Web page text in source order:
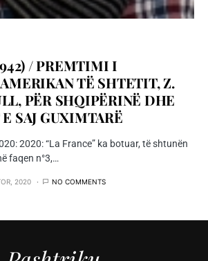
/ PREMTIMI I
TË SHTETIT, Z.
PËR SHQIPËRINË DHE
SAJ GUXIMTARË
2020: “La France” ka botuar, të shtunën
faqen n°3,…
2020 NO COMMENTS